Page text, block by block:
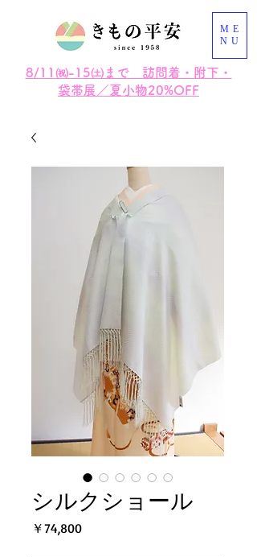
8/11㈷-15㈯まで 訪問着・附下・
袋帯展／夏小物20%OFF
ME
NU
シルクショール
￥74,800価